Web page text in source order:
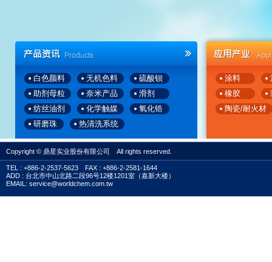
白色颜料 无机色料
硫酸钡
助剂母粒
奈米产品
滑剂
纺丝油剂
化学触媒
氧化锆
研磨珠
热清洗系统
后处理设备
液态原料注入系统
固态母粒下料系统
涂料
橡胶
陶瓷/耐火材
Copyright © 鼎星实业股份有限公司 All rights reserved.
TEL : +886-2-2537-5623 FAX : +886-2-2581-1644
ADD : 台北市中山北路二段96号12楼1201室（嘉新大楼）
EMAIL: service@worldchem.com.tw